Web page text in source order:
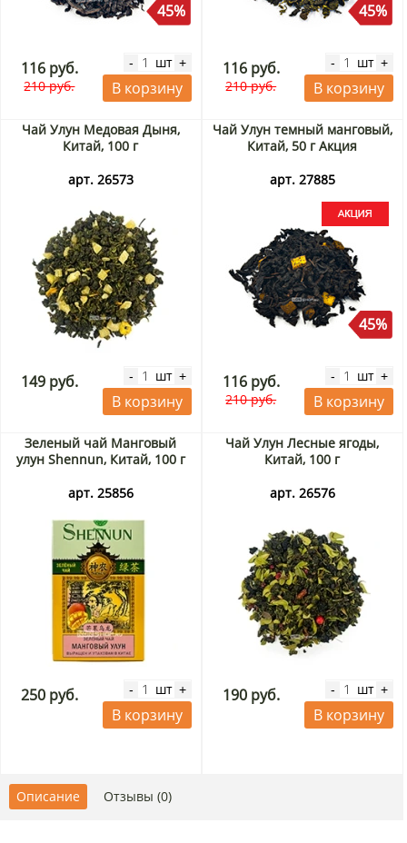
45%
116 руб.
210 руб.
- шт +
В корзину
45%
116 руб.
210 руб.
- шт +
В корзину
Чай Улун Медовая Дыня,
Китай, 100 г
арт. 26573
149 руб. - шт +
В корзину
Чай Улун темный манговый,
Китай, 50 г Акция
арт. 27885
45%
116 руб.
210 руб.
- шт +
В корзину
Зеленый чай Манговый
улун Shennun, Китай, 100 г
арт. 25856
250 руб. - шт +
В корзину
Чай Улун Лесные ягоды,
Китай, 100 г
арт. 26576
190 руб. - шт +
В корзину
Описание Отзывы (0)